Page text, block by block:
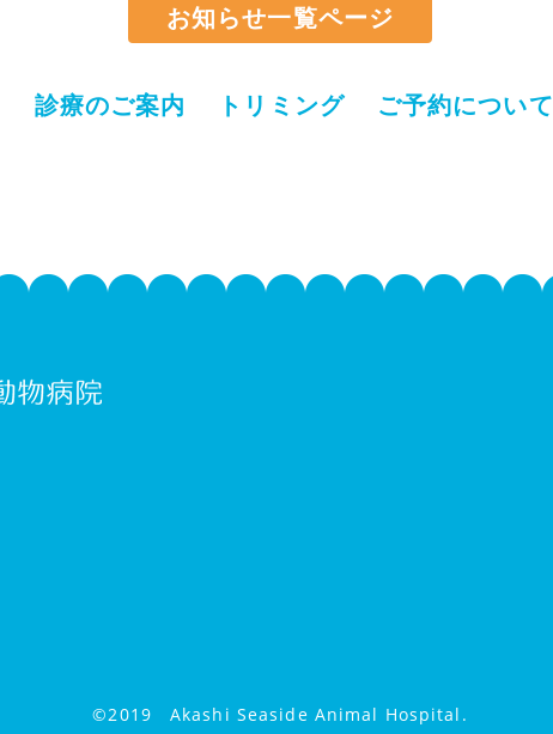
お知らせ一覧ページ
診療のご案内 トリミング ご予約について
©2019 Akashi Seaside Animal Hospital.